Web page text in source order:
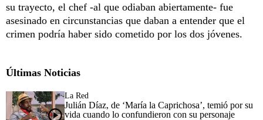
su trayecto, el chef -al que odiaban abiertamente- fue
asesinado en circunstancias que daban a entender que el
crimen podría haber sido cometido por los dos jóvenes.
Últimas Noticias
La Red
Julián Díaz, de ‘María la Caprichosa’, temió por su
vida cuando lo confundieron con su personaje